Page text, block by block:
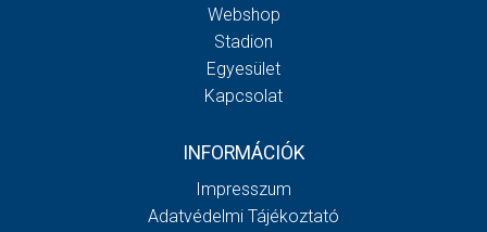
Webshop
Stadion
Egyesület
Kapcsolat
INFORMÁCIÓK
Impresszum
Adatvédelmi Tájékoztató